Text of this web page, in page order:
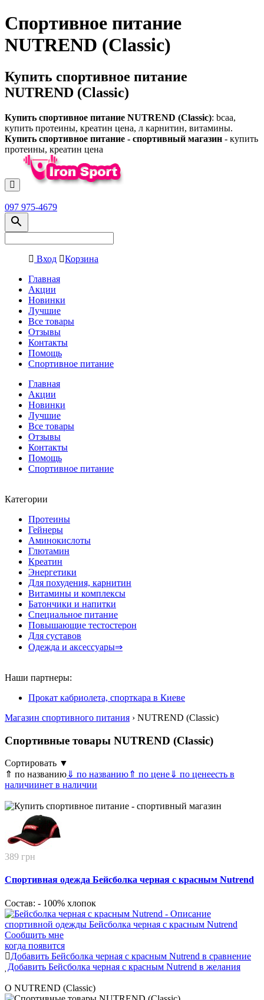
Спортивное питание
NUTREND (Classic)
Купить спортивное питание
NUTREND (Classic)
Купить спортивное питание NUTREND (Classic): bcaa,
купить протеины, креатин цена, л карнитин, витамины.
Купить спортивное питание - спортивный магазин - купить
протеины, креатин цена
097 975-4679
Вход
Корзина
Главная
Акции
Новинки
Лучшие
Все товары
Отзывы
Контакты
Помощь
Спортивное питание
Главная
Акции
Новинки
Лучшие
Все товары
Отзывы
Контакты
Помощь
Спортивное питание
Категории
Протеины
Гейнеры
Аминокислоты
Глютамин
Креатин
Энергетики
Для похудения, карнитин
Витамины и комплексы
Батончики и напитки
Специальное питание
Повышающие тестостерон
Для суставов
Одежда и аксессуары⇒
Наши партнеры:
Прокат кабриолета, спорткара в Киеве
Магазин спортивного питания › NUTREND (Classic)
Спортивные товары NUTREND (Classic)
Сортировать ▼
⇑ по названию⇓ по названию⇑ по цене⇓ по ценеесть в
наличиинет в наличии
389 грн
Спортивная одежда Бейсболка черная с красным Nutrend
Состав: - 100% хлопок
Сообщить мне
когда появится
Добавить Бейсболка черная с красным Nutrend в сравнение
Добавить Бейсболка черная с красным Nutrend в желания
О NUTREND (Classic)